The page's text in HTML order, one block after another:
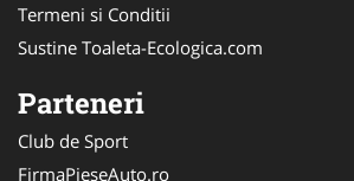
Termeni si Conditii
Sustine Toaleta-Ecologica.com
Parteneri
Club de Sport
FirmaPieseAuto.ro